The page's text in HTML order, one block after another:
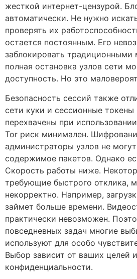
жесткой интернет-цензурой.
автоматически. Не нужно
проверять их
остается постоянным. Его
заблокировать традиционными
полная остановка узлов сети
доступность. Но это
Безопасность сессий также
сети куки и сессионные токены
перехвачены при
Tor риск минимален.
администраторы узлов не
содержимое пакетов. Однако
Скорость работы ниже.
требующие быстрого отклика,
некорректно. Например,
займет больше времени.
практически невозможен.
повседневных задач многие
используют для особо
Выбор зависит от ваших целей
конфиденциальности.